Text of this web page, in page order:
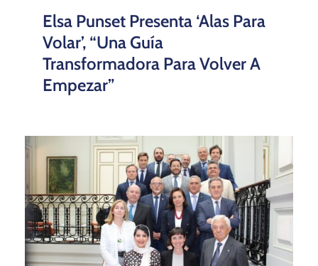
Elsa Punset Presenta ‘Alas Para
Volar’, “una Guía
Transformadora Para Volver A
Empezar”